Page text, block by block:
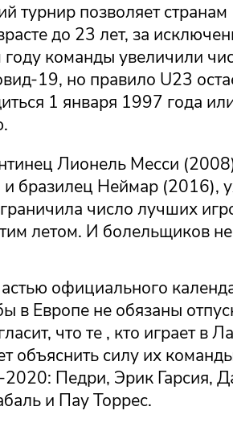
турнир позволяет странам
до 23 лет, за
команды увеличили
19, но правило U23
1 января 1997 года
Лионель Месси
бразилец Неймар (2016),
число лучших
летом. И болельщиков
официального
в Европе не обязаны
что те , кто играет в
объяснить силу их
Педри, Эрик Гарсия,
и Пау Торрес.